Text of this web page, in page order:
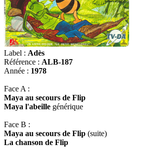
Label : Adès
Référence : ALB-187
Année : 1978
Face A :
Maya au secours de Flip
Maya l'abeille générique
Face B :
Maya au secours de Flip (suite)
La chanson de Flip